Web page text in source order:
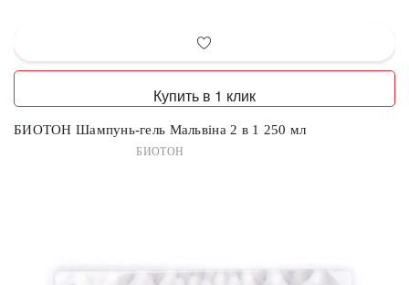
Купить в 1 клик
БИОТОН Шампунь-гель Мальвіна 2 в 1 250 мл
БИОТОН